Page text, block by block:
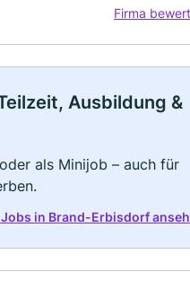
Firma
Ausbildung &
als Minijob – auch für
in Brand-Erbisdorf